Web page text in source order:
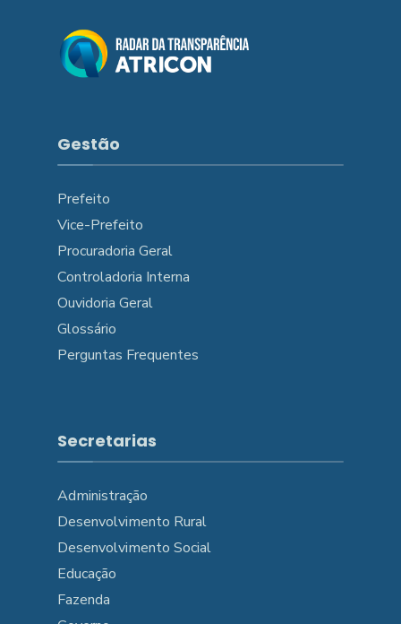
Gestão
Prefeito
Vice-Prefeito
Procuradoria Geral
Controladoria Interna
Ouvidoria Geral
Glossário
Perguntas Frequentes
Secretarias
Administração
Desenvolvimento Rural
Desenvolvimento Social
Educação
Fazenda